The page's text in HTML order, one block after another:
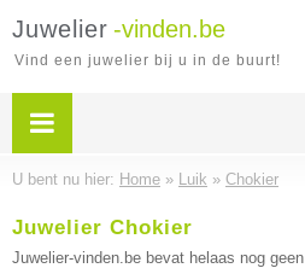
Juwelier -vinden.be
Vind een juwelier bij u in de buurt!
U bent nu hier: Home » Luik » Chokier
Juwelier Chokier
Juwelier-vinden.be bevat helaas nog geen